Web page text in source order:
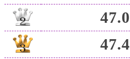
47.0
47.4